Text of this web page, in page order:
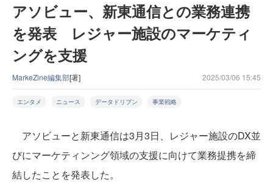
アソビュー、新東通信との業務連携
を発表 レジャー施設のマーケティ
ングを支援
MarkeZine編集部[著] 2025/03/06 15:45
エンタメ ニュース データドリブン 事業戦略
アソビューと新東通信は3月3日、レジャー施設のDX並
びにマーケティンング領域の支援に向けて業務提携を締
結したことを発表した。